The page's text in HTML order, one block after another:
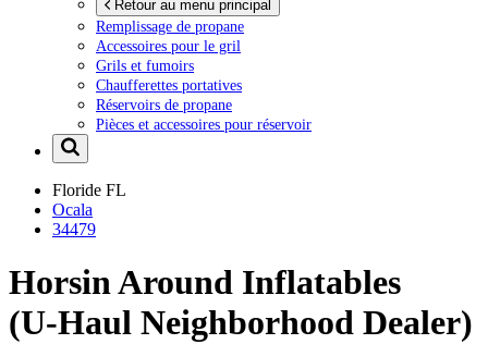
Retour au menu principal
Remplissage de propane
Accessoires pour le gril
Grils et fumoirs
Chaufferettes portatives
Réservoirs de propane
Pièces et accessoires pour réservoir
Floride FL
Ocala
34479
Horsin Around Inflatables
(U-Haul Neighborhood Dealer)